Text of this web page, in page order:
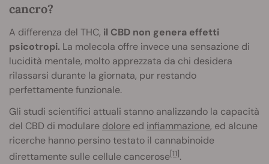
cancro?
A differenza del THC, il CBD non genera effetti
psicotropi. La molecola offre invece una sensazione di
lucidità mentale, molto apprezzata da chi desidera
rilassarsi durante la giornata, pur restando
perfettamente funzionale.
Gli studi scientifici attuali stanno analizzando la capacità
del CBD di modulare dolore ed infiammazione, ed alcune
ricerche hanno persino testato il cannabinoide
direttamente sulle cellule cancerose[11].